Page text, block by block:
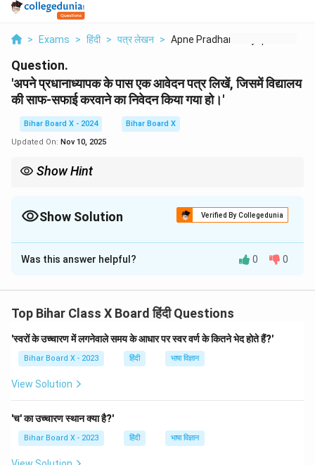
> Exams > हिंदी > पत्र लेखन > Apne Pradhanadhyapak...
Question.
'अपने प्रधानाध्यापक के पास एक आवेदन पत्र लिखें, जिसमें विद्यालय
की साफ-सफाई करवाने का निवेदन किया गया हो।'
Bihar Board X - 2024
Bihar Board X
Updated On: Nov 10, 2025
Show Hint
Show Solution Verified By Collegedunia
Solution and Explanation
प्रिय प्रधानाध्यापक,
सादर निवेदन है,
मैं, [आपका नाम], कक्षा [कक्षा का नाम] का एक नियमित छात्र/छात्रा,
विद्यालय की सफाई के संबंध में एक आवेदन पत्र प्रस्तुत कर रहा/रही
हूँ। मैं यह महसूस करता/करती हूँ कि हमारे विद्यालय की साफ-सफाई में
जो स्वास्थ्य के लिए हानिकारक हो सकती है। मैं आपसे निवेदन करता/
करती हूँ कि विद्यालय परिसर की सफाई की व्यवस्था को अधिक सुदृढ़
किया जाए। यदि संभव हो तो एक नियमित सफाई अभियान चलाया जाए
Was this answer helpful? 0 0
Top Bihar Class X Board हिंदी Questions
'स्वरों के उच्चारण में लगनेवाले समय के आधार पर स्वर वर्ण के कितने भेद होते हैं?'
Bihar Board X - 2023 हिंदी भाषा विज्ञान
View Solution
'च' का उच्चारण स्थान क्या है?'
Bihar Board X - 2023 हिंदी भाषा विज्ञान